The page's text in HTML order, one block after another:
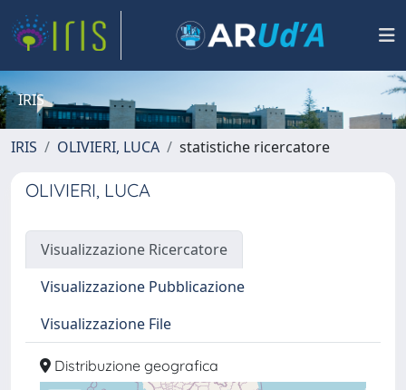
IRIS
IRIS OLIVIERI, LUCA statistiche ricercatore
OLIVIERI, LUCA
Visualizzazione Ricercatore
Visualizzazione Pubblicazione
Visualizzazione File
Distribuzione geografica